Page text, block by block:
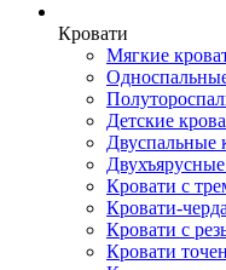
Кровати
Мягкие
Детские
Двуспальные
Кровати с
Кровати-
Кровати с
Кровати